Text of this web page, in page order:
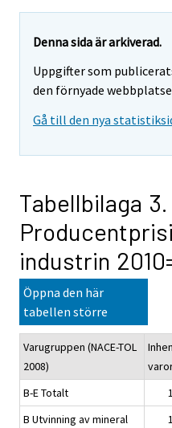
Denna sida är arkiverad.
Uppgifter som
den förnyade
Gå till den nya
Tabellbilaga 3.
industrin
Öppna den här
tabellen större
Varugruppen (NACE-TOL
2008)
B-E Totalt
B Utvinning av mineral